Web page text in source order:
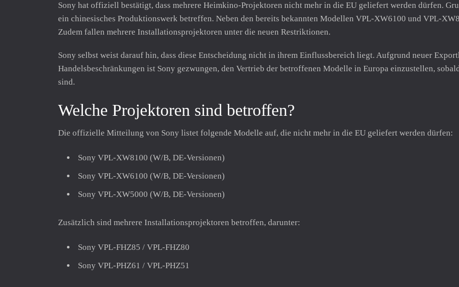
Sony hat offiziell bestätigt, dass mehrere Heimkino-Projektoren nicht mehr in die EU geliefert werden dürfen.
ein chinesisches Produktionswerk betreffen. Neben den bereits bekannten Modellen VPL-XW6100 und VPL-
Zudem fallen mehrere Installationsprojektoren unter die neuen Restriktionen.
Sony selbst weist darauf hin, dass diese Entscheidung nicht in ihrem Einflussbereich liegt. Aufgrund neuer
Handelsbeschränkungen ist Sony gezwungen, den Vertrieb der betroffenen Modelle in Europa einzustellen,
sind.
Welche Projektoren sind betroffen?
Die offizielle Mitteilung von Sony listet folgende Modelle auf, die nicht mehr in die EU geliefert werden dürfen:
Sony VPL-XW8100 (W/B, DE-Versionen)
Sony VPL-XW6100 (W/B, DE-Versionen)
Sony VPL-XW5000 (W/B, DE-Versionen)
Zusätzlich sind mehrere Installationsprojektoren betroffen, darunter:
Sony VPL-FHZ85 / VPL-FHZ80
Sony VPL-PHZ61 / VPL-PHZ51